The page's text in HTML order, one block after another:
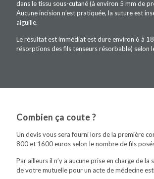
dans le tissu sous-cutané (à environ 5 mm de
Aucune incision n’est pratiquée, la suture est
aiguille.
Le résultat est immédiat est dure environ 6 à
résorptions des fils tenseurs résorbable) selon
Combien ça coute ?
Un devis vous sera fourni lors de la première
800 et 1600 euros selon le nombre de fils
Par ailleurs il n’y a aucune prise en charge de la
de votre mutuelle pour un acte de médecine